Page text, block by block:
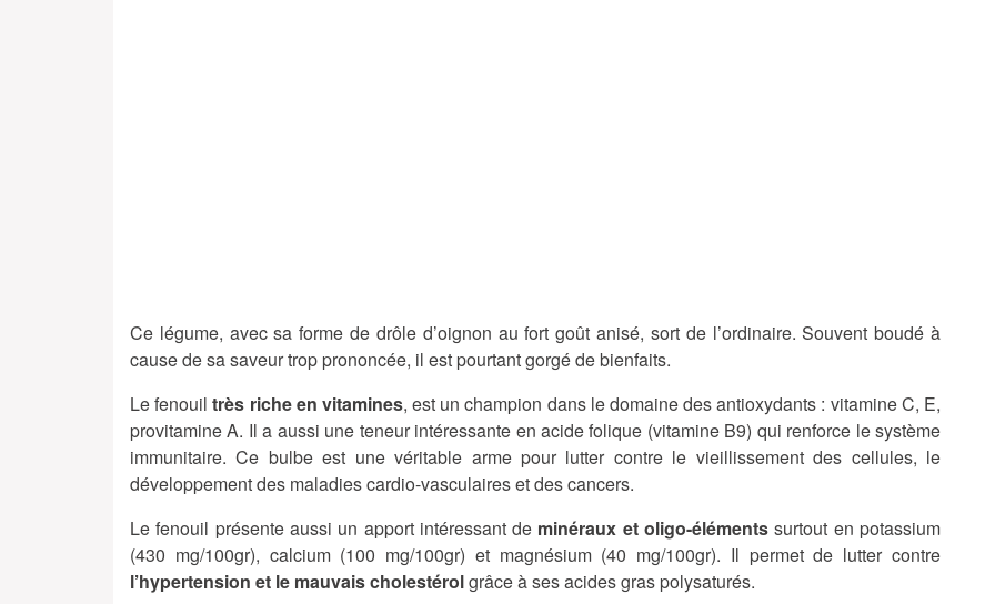
Ce légume, avec sa forme de drôle d’oignon au fort goût anisé, sort de l’ordinaire. Souvent boudé à
cause de sa saveur trop prononcée, il est pourtant gorgé de bienfaits.
Le fenouil très riche en vitamines, est un champion dans le domaine des antioxydants : vitamine C, E,
provitamine A. Il a aussi une teneur intéressante en acide folique (vitamine B9) qui renforce le système
immunitaire. Ce bulbe est une véritable arme pour lutter contre le vieillissement des cellules, le
développement des maladies cardio-vasculaires et des cancers.
Le fenouil présente aussi un apport intéressant de minéraux et oligo-éléments surtout en potassium
(430 mg/100gr), calcium (100 mg/100gr) et magnésium (40 mg/100gr). Il permet de lutter contre
l’hypertension et le mauvais cholestérolgrâce à ses acides gras polysaturés.